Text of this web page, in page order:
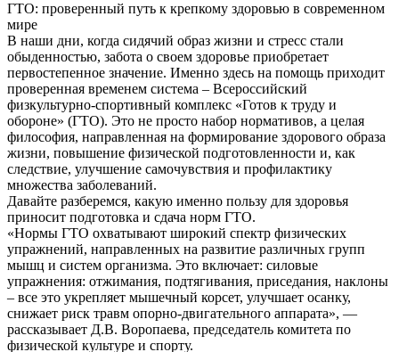
ГТО: проверенный путь к крепкому здоровью в современном
мире
В наши дни, когда сидячий образ жизни и стресс стали
обыденностью, забота о своем здоровье приобретает
первостепенное значение. Именно здесь на помощь приходит
проверенная временем система – Всероссийский
физкультурно-спортивный комплекс «Готов к труду и
обороне» (ГТО). Это не просто набор нормативов, а целая
философия, направленная на формирование здорового образа
жизни, повышение физической подготовленности и, как
следствие, улучшение самочувствия и профилактику
множества заболеваний.
Давайте разберемся, какую именно пользу для здоровья
приносит подготовка и сдача норм ГТО.
«Нормы ГТО охватывают широкий спектр физических
упражнений, направленных на развитие различных групп
мышц и систем организма. Это включает: силовые
упражнения: отжимания, подтягивания, приседания, наклоны
– все это укрепляет мышечный корсет, улучшает осанку,
снижает риск травм опорно-двигательного аппарата», —
рассказывает Д.В. Воропаева, председатель комитета по
физической культуре и спорту.